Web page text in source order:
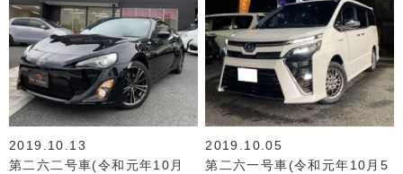
2019.10.13
第二六二号車(令和元年10月
2019.10.05
第二六一号車(令和元年10月5